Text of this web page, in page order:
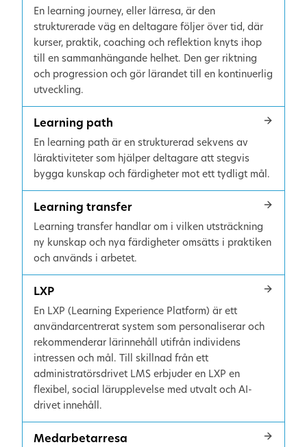
En learning journey, eller lärresa, är den
strukturerade väg en deltagare följer över tid, där
kurser, praktik, coaching och reflektion knyts ihop
till en sammanhängande helhet. Den ger riktning
och progression och gör lärandet till en kontinuerlig
utveckling.
Learning path
En learning path är en strukturerad sekvens av
läraktiviteter som hjälper deltagare att stegvis
bygga kunskap och färdigheter mot ett tydligt mål.
Learning transfer
Learning transfer handlar om i vilken utsträckning
ny kunskap och nya färdigheter omsätts i praktiken
och används i arbetet.
LXP
En LXP (Learning Experience Platform) är ett
användarcentrerat system som personaliserar och
rekommenderar lärinnehåll utifrån individens
intressen och mål. Till skillnad från ett
administratörsdrivet LMS erbjuder en LXP en
flexibel, social lärupplevelse med utvalt och AI-
drivet innehåll.
Medarbetarresa